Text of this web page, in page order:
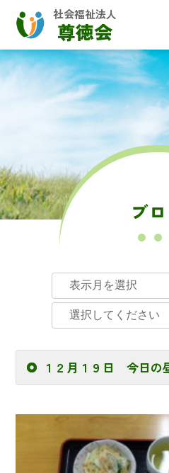
社会福祉法人
尊徳会
ブ
１２月１９日 今日の